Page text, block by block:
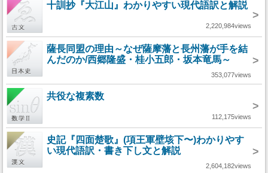
十訓抄『大江山』わかりやすい現代語訳と解説
>
2,220,984views
薩長同盟の理由～なぜ薩摩藩と長州藩が手を結
んだのか/西郷隆盛・桂小五郎・坂本竜馬～
>
353,077views
共役な複素数
>
112,175views
史記『四面楚歌』(項王軍壁垓下〜)わかりやす
い現代語訳・書き下し文と解説
>
2,604,182views